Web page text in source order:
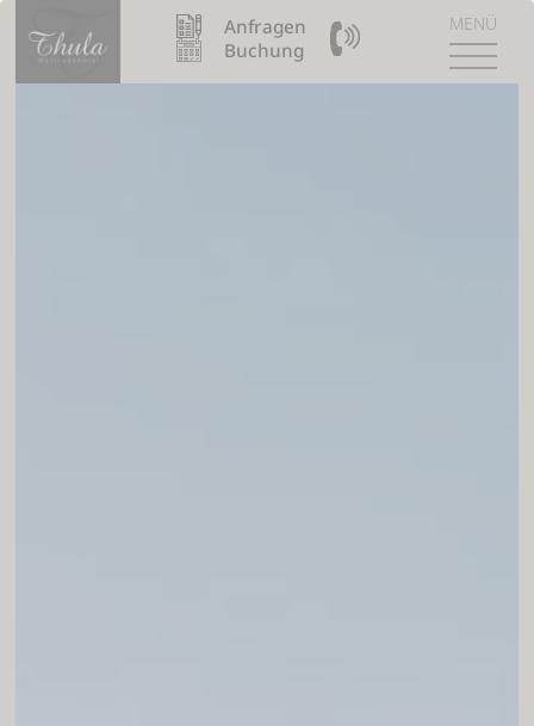
Anfragen
Buchung
09904 / 8110990MENÜ